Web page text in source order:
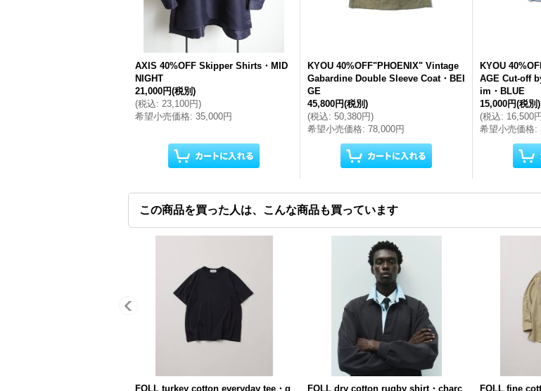
AXIS 40%OFF Skipper Shirts・MID
NIGHT
21,000円(税別)
(税込: 23,100円)
希望小売価格: 35,000円
KYOU 40%OFF"PHOENIX" Vintage
Gabardine Double Sleeve Coat・BEI
GE
45,800円(税別)
(税込: 50,380円)
希望小売価格: 78,000円
KYOU
AGE Cut-off
im・BLUE
15,000円(税別)
(税込: 16,500円
希望小売価格:
この商品を買った人は、こんな商品も買っています
FOLL turkey cotton everyday tee・g FOLL dry cotton rugby shirt・charc FOLL fine